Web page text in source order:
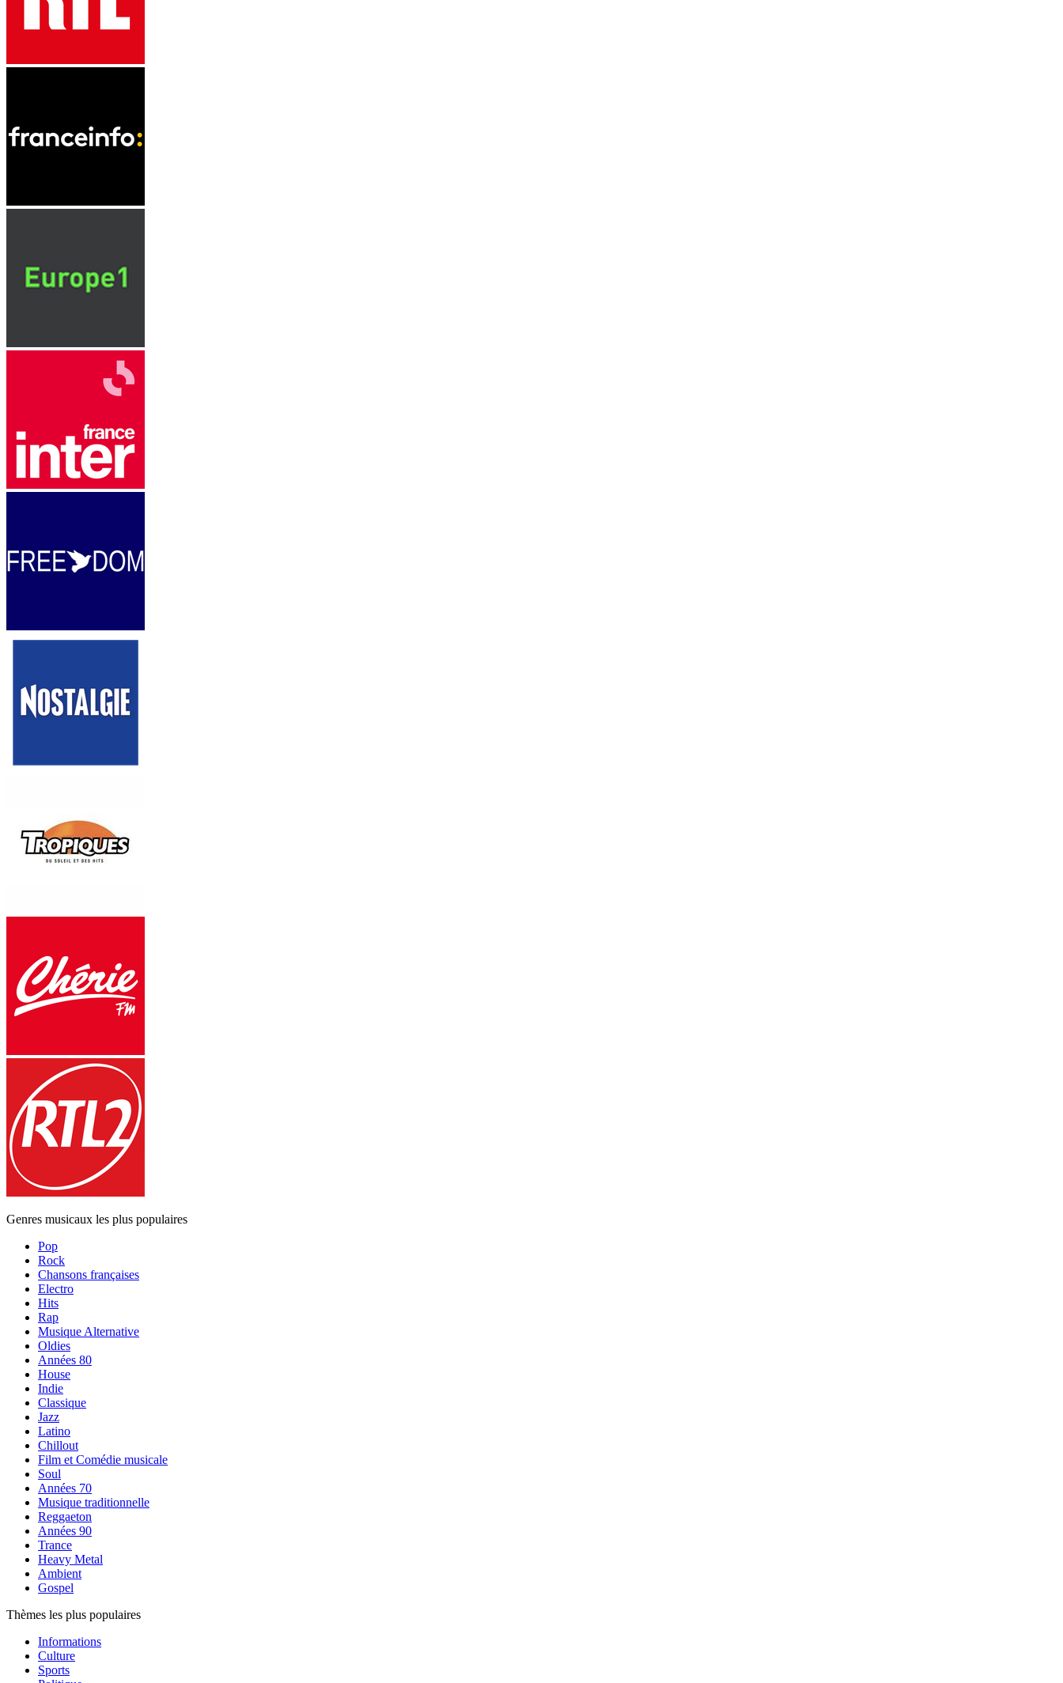
Genres musicaux les plus populaires
Pop
Rock
Chansons françaises
Electro
Hits
Rap
Musique Alternative
Oldies
Années 80
House
Indie
Classique
Jazz
Latino
Chillout
Film et Comédie musicale
Soul
Années 70
Musique traditionnelle
Reggaeton
Années 90
Trance
Heavy Metal
Ambient
Gospel
Thèmes les plus populaires
Informations
Culture
Sports